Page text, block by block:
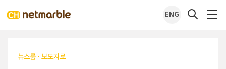
ENG
뉴스룸· 보도자료